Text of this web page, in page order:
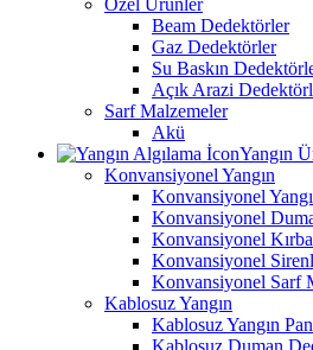
Özel Ürünler
Beam Dedektörler
Gaz Dedektörler
Su Baskın
Açık Arazi
Sarf Malzemeler
Akü
Yangın
Konvansiyonel Yangın
Konvansiyonel
Konvansiyonel
Konvansiyonel
Konvansiyonel
Konvansiyonel Sarf
Kablosuz Yangın
Kablosuz Yangın
Kablosuz Duman